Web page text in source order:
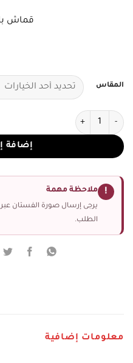
قماش
المقاس
كمية فساتين سهرة تصاميم
إضافة
! ملاحظة مهمة
يرجى إرسال صورة الفستان
الطلب.
معلومات إضافية